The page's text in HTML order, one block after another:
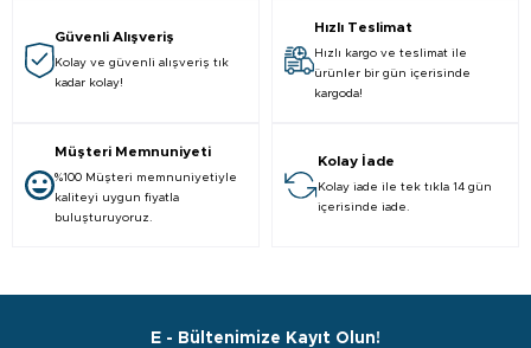
Güvenli Alışveriş
Kolay ve güvenli alışveriş tık
kadar kolay!
Hızlı Teslimat
Hızlı kargo ve teslimat ile
ürünler bir gün içerisinde
kargoda!
Müşteri Memnuniyeti
%100 Müşteri memnuniyetiyle
kaliteyi uygun fiyatla
buluşturuyoruz.
Kolay İade
Kolay iade ile tek tıkla 14 gün
içerisinde iade.
E - Bültenimize Kayıt Olun!